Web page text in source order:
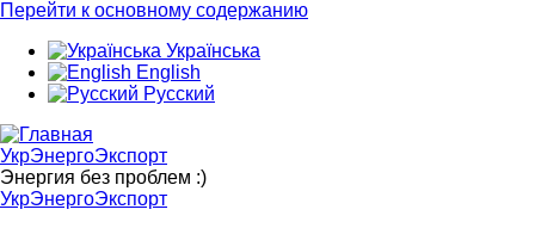
Перейти к основному содержанию
Українська
English
Русский
УкрЭнергоЭкспорт
Энергия без проблем :)
УкрЭнергоЭкспорт